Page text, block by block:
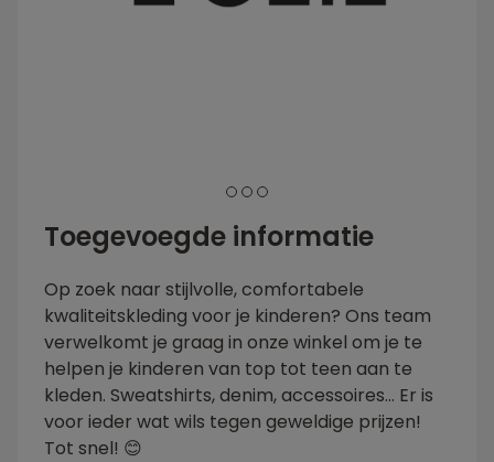
Toegevoegde informatie
Op zoek naar stijlvolle, comfortabele
kwaliteitskleding voor je kinderen? Ons team
verwelkomt je graag in onze winkel om je te
helpen je kinderen van top tot teen aan te
kleden. Sweatshirts, denim, accessoires... Er is
voor ieder wat wils tegen geweldige prijzen!
Tot snel! 😊